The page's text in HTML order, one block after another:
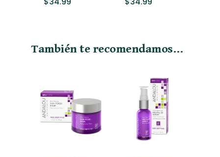
También te recomendamos…